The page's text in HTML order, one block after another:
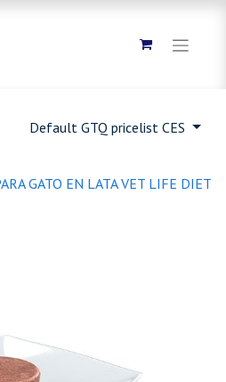
Default GTQ pricelist CES
GATO EN LATA VET LIFE DIET